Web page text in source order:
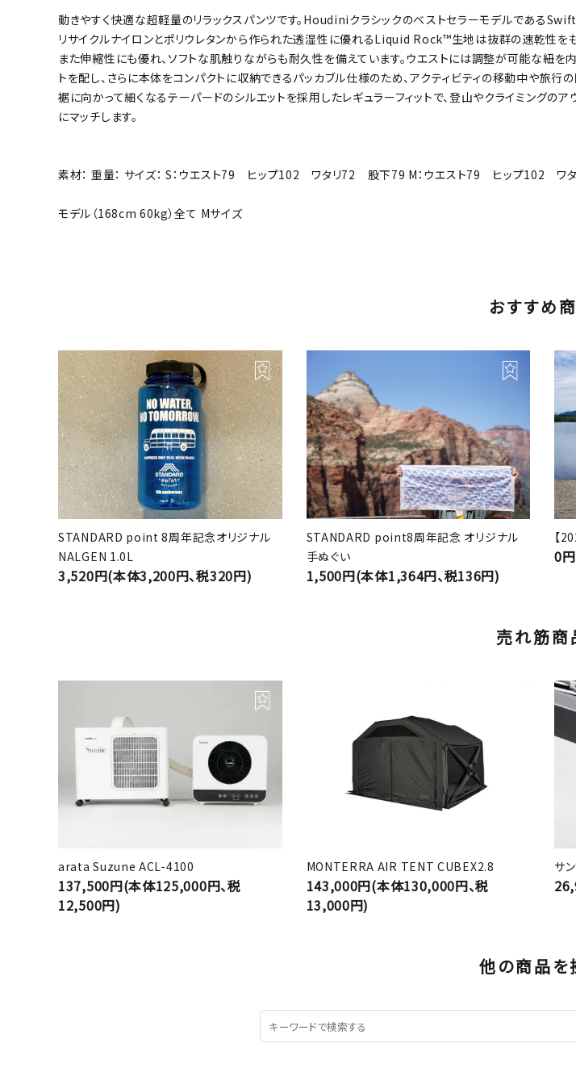
動きやすく快適な超軽量のリラックスパンツです。Houdiniクラシックのベストセラーモデルである
リサイクルナイロンとポリウレタンから作られた透湿性に優れるLiquid Rock™生地は抜群の速乾性を
また伸縮性にも優れ、ソフトな肌触りながらも耐久性を備えています。ウエストには調整が可能な紐を
トを配し、さらに本体をコンパクトに収納できるパッカブル仕様のため、アクティビティの移動中や旅行
裾に向かって細くなるテーパードのシルエットを採用したレギュラーフィットで、登山やクライミングの
にマッチします。
素材： 重量： サイズ： S：ウエスト79 ヒップ102 ワタリ72 股下79 M：ウエスト79 ヒップ102
モデル（168cm 60kg）全て Mサイズ
おすすめ
STANDARD point 8周年記念オリジナル
NALGEN 1.0L
3,520円(本体3,200円、税320円)
STANDARD point8周年記念 オリジナル
手ぬぐい
1,500円(本体1,364円、税136円)
【
0
売れ筋商
arata Suzune ACL-4100
137,500円(本体125,000円、税
12,500円)
MONTERRA AIR TENT CUBEX2.8
143,000円(本体130,000円、税
13,000円)
サ
他の商品を